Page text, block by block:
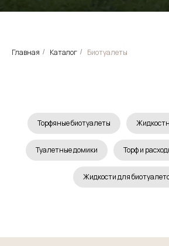
Главная / Каталог / Биотуалеты
Торфяные биотуалеты
Туалетные домики Торф и
Жидкости для